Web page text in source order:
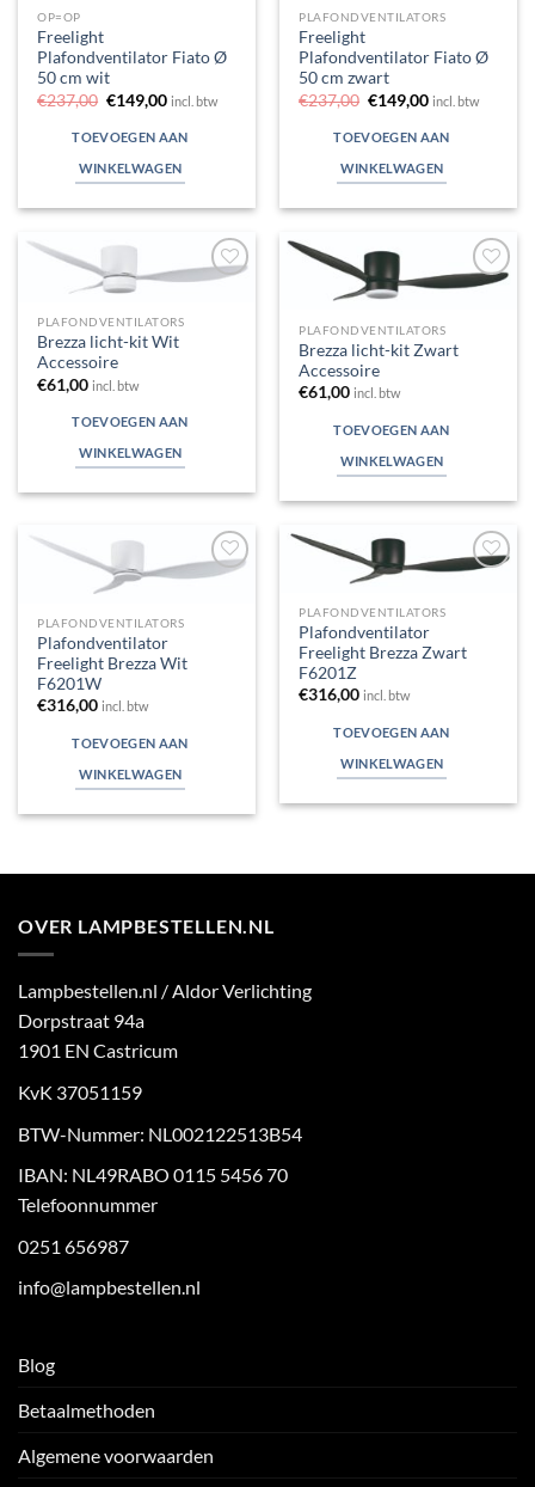
OP=OP
Freelight
Plafondventilator Fiato Ø
50 cm wit
€237,00 Oorspronkelijke
was:
€237,00.
€149,00Huidige
is:
€149,00.
incl. btw
TOEVOEGEN AAN
WINKELWAGEN
PLAFONDVENTILATORS
Freelight
Plafondventilator Fiato Ø
50 cm zwart
€237,00 Oorspronkelijke
was:
€237,00.
€149,00Huidige
is:
€149,00.
incl. btw
TOEVOEGEN AAN
WINKELWAGEN
verlanglijst
PLAFONDVENTILATORS
Brezza licht-kit Wit
Accessoire
€61,00 incl. btw
TOEVOEGEN AAN
WINKELWAGEN
Toevoegen
verlanglijst
PLAFONDVENTILATORS
Brezza licht-kit Zwart
Accessoire
€61,00 incl. btw
TOEVOEGEN AAN
WINKELWAGEN
Toevoegen
verlanglijst
PLAFONDVENTILATORS
Plafondventilator
Freelight Brezza Wit
F6201W
€316,00 incl. btw
TOEVOEGEN AAN
WINKELWAGEN
verlanglijst
PLAFONDVENTILATORS
Plafondventilator
Freelight Brezza Zwart
F6201Z
€316,00 incl. btw
TOEVOEGEN AAN
WINKELWAGEN
OVER LAMPBESTELLEN.NL
Lampbestellen.nl / Aldor Verlichting
Dorpstraat 94a
1901 EN Castricum
KvK 37051159
BTW-Nummer: NL002122513B54
IBAN: NL49RABO 0115 5456 70
Telefoonnummer
0251 656987
info@lampbestellen.nl
Blog
Betaalmethoden
Algemene voorwaarden